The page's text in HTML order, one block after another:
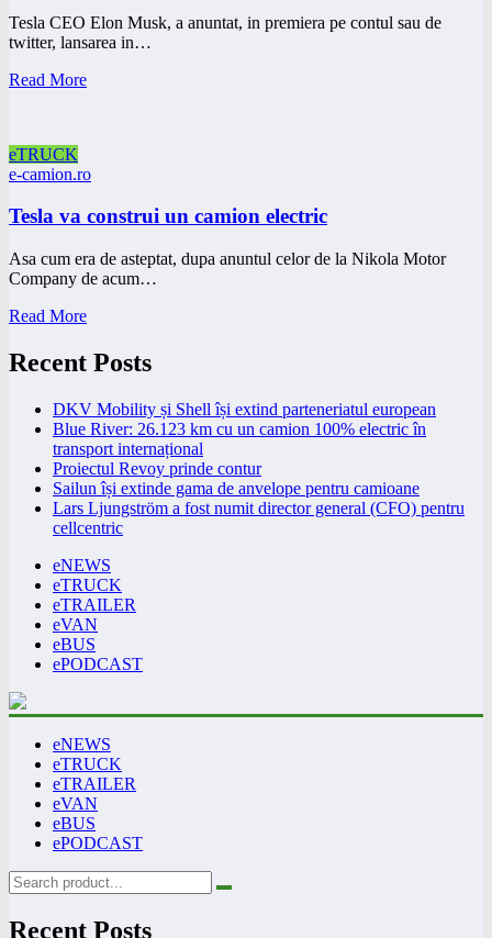
Tesla CEO Elon Musk, a anuntat, in premiera pe contul sau de
twitter, lansarea in…
Read More
eTRUCK
e-camion.ro
Tesla va construi un camion electric
Asa cum era de asteptat, dupa anuntul celor de la Nikola Motor
Company de acum…
Read More
Recent Posts
DKV Mobility și Shell își extind parteneriatul european
Blue River: 26.123 km cu un camion 100% electric în
transport internațional
Proiectul Revoy prinde contur
Sailun își extinde gama de anvelope pentru camioane
Lars Ljungström a fost numit director general (CFO) pentru
cellcentric
eNEWS
eTRUCK
eTRAILER
eVAN
eBUS
ePODCAST
eNEWS
eTRUCK
eTRAILER
eVAN
eBUS
ePODCAST
Recent Posts